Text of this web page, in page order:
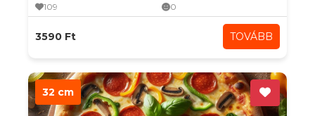
109 0
3590 Ft TOVÁBB
32 cm